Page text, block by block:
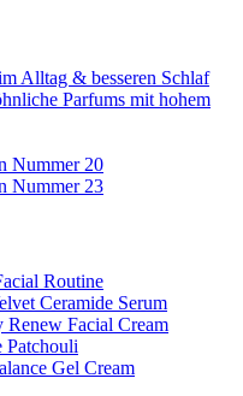
Alltag & besseren Schlaf
Parfums mit hohem
Nummer 20
Nummer 23
Routine
Ceramide Serum
Facial Cream
Patchouli
Gel Cream